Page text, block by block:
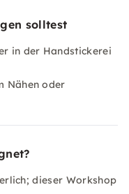
solltest
in der Handstickerei
Nähen oder
dieser Workshop